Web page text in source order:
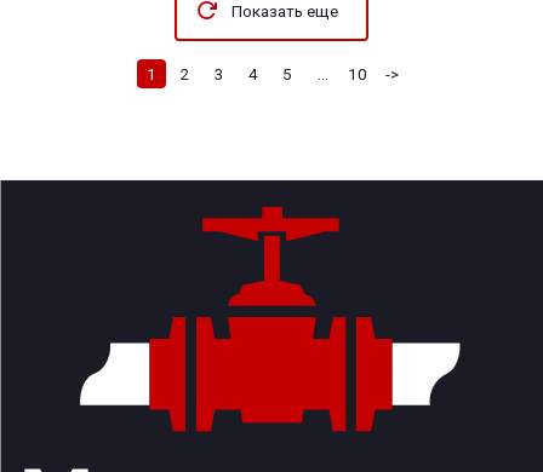
Показать еще
1 2 3 4 5 10 ->